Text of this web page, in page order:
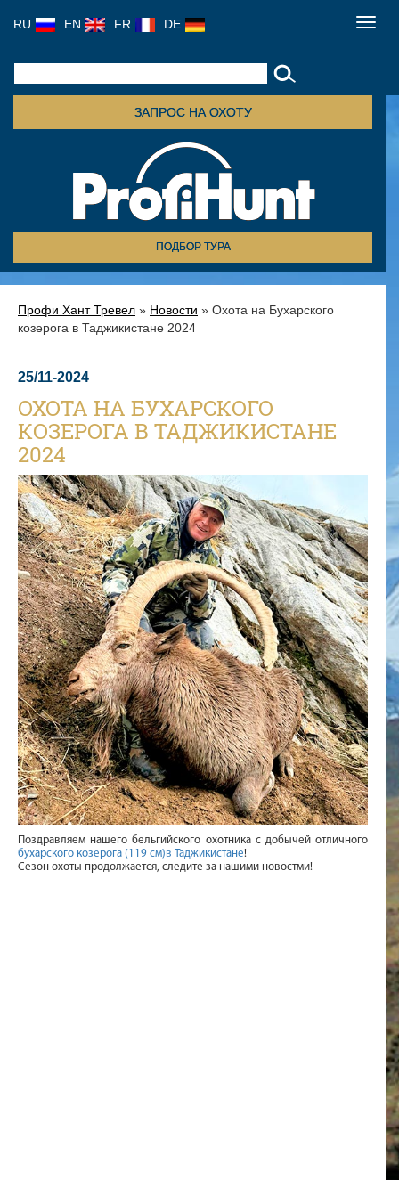
RU EN FR DE
ЗАПРОС НА ОХОТУ
ПОДБОР ТУРА
Профи Хант Тревел » Новости » Охота на Бухарского
козерога в Таджикистане 2024
25/11-2024
ОХОТА НА БУХАРСКОГО
КОЗЕРОГА В ТАДЖИКИСТАНЕ
2024
Поздравляем нашего бельгийского охотника с добычей отличного
бухарского козерога (119 см)в Таджикистане!
Сезон охоты продолжается, следите за нашими новостми!